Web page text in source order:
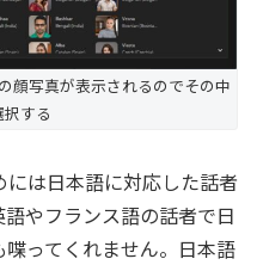
顔写真が表示されるのでその中
する
は日本語に対応した話者
やフランス語の話者で日
ってくれません。日本語